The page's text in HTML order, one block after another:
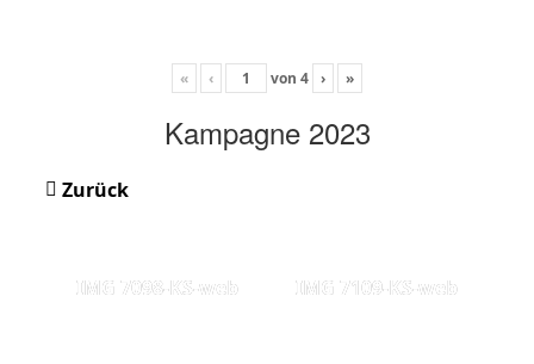
« ‹ von 4 › »
Kampagne 2023
Zurück
IMG 7098-KS-web IMG 7109-KS-web